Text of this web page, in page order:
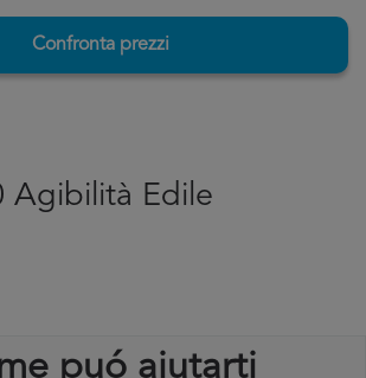
Confronta prezzi
Agibilità Edile
puó aiutarti